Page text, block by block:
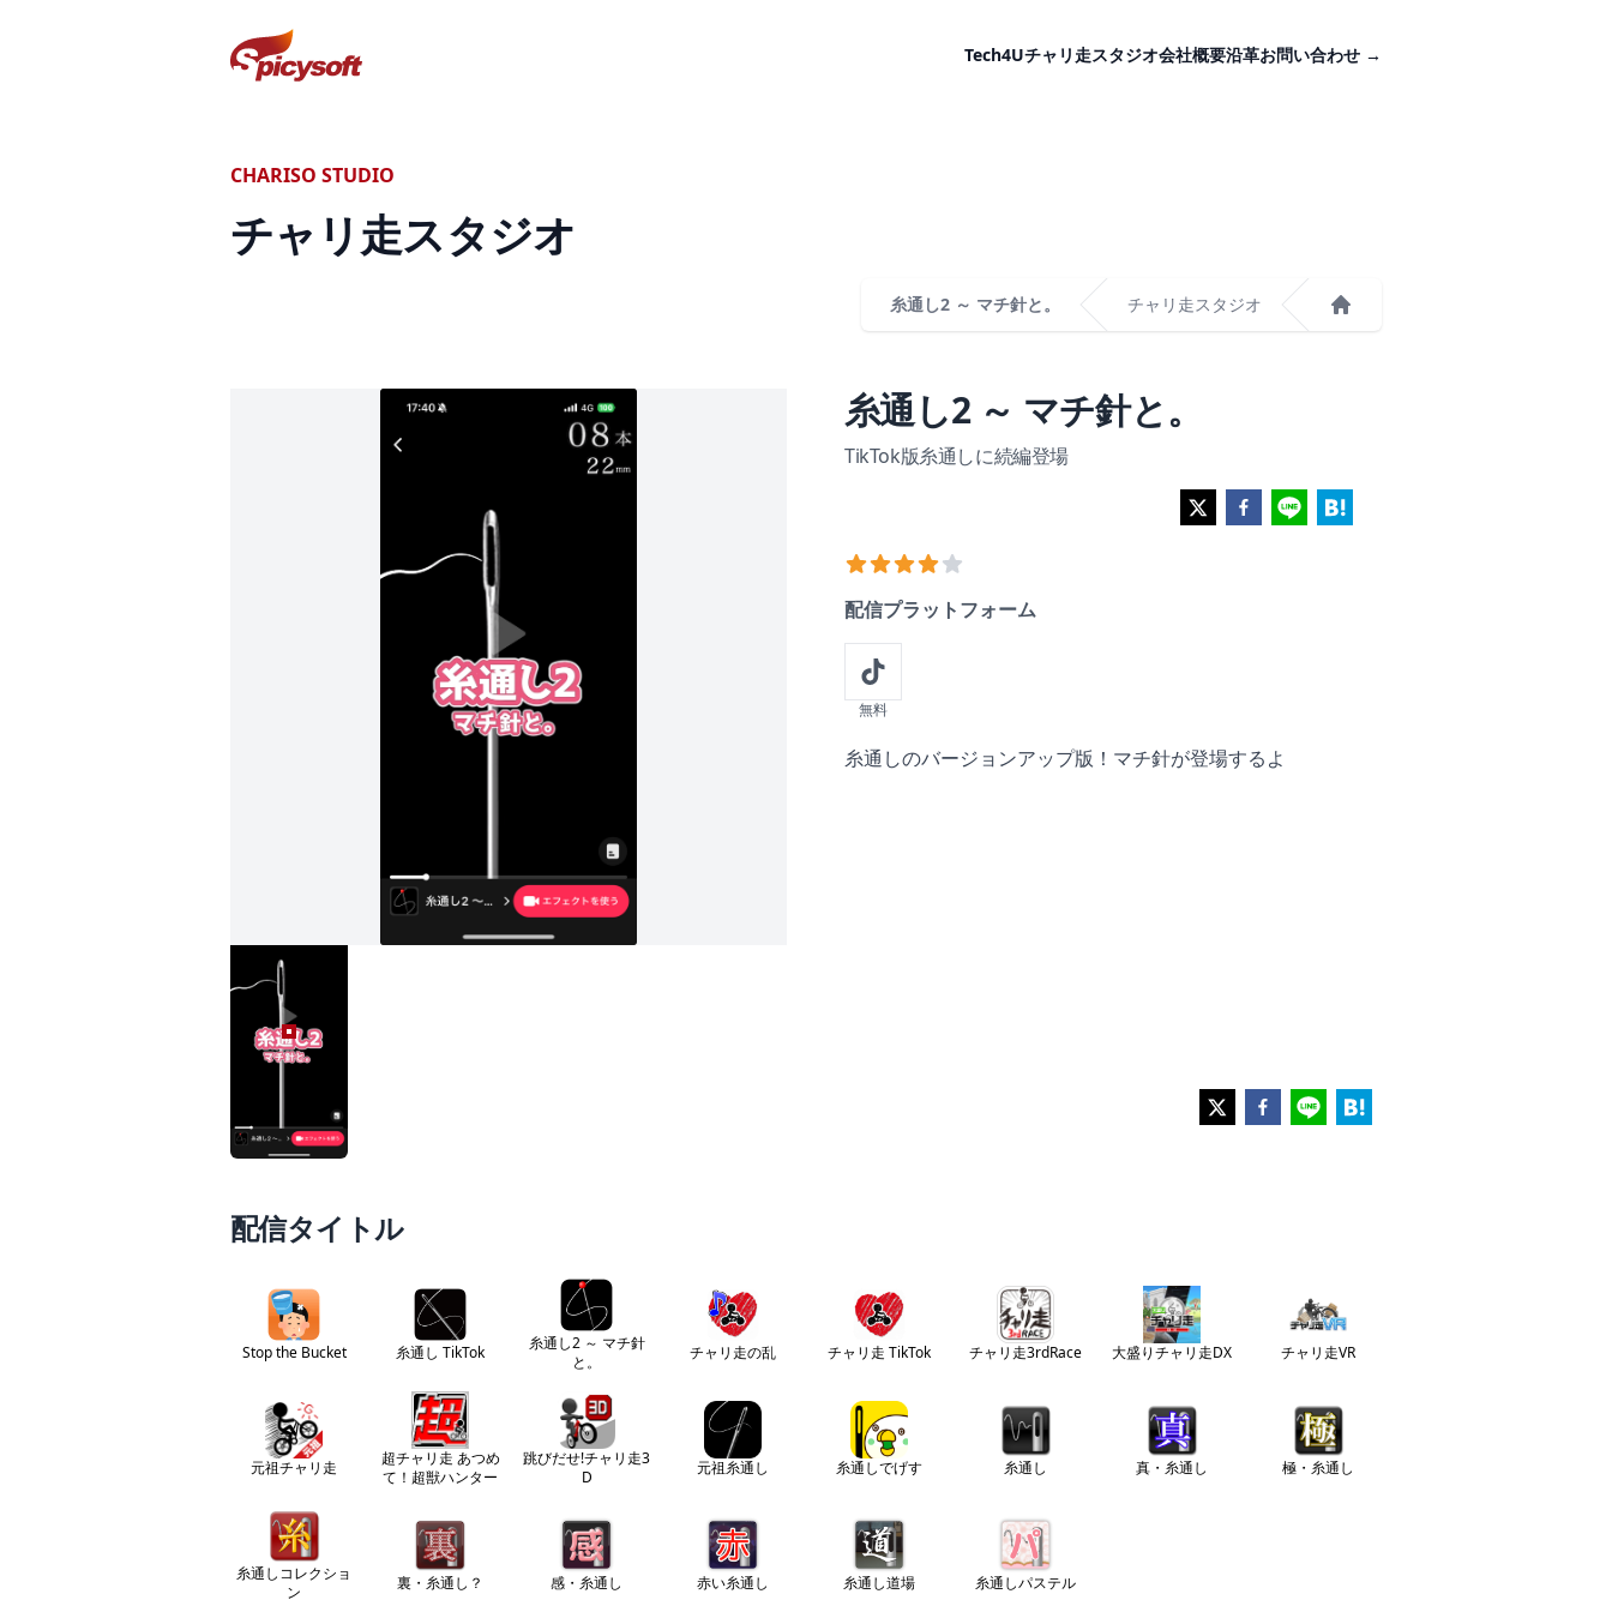
スパイシーソフト株式会社 Tech4Uチャリ走スタジオ会社概要沿革お問い合わせ →
CHARISO STUDIO
チャリ走スタジオ
糸通し2 ～ マチ針と。 チャリ走スタジオ
糸通し2 ～ マチ針と。
TikTok版糸通しに続編登場
おススメ度
3out of 5 stars
配信プラットフォーム
無料
Description
糸通しのバージョンアップ版！マチ針が登場するよ
配信タイトル
Stop the Bucket 糸通し TikTok
糸通し2 ～ マチ針
と。
チャリ走の乱 チャリ走 TikTok チャリ走3rdRace 大盛りチャリ走DX チャリ走VR
元祖チャリ走
超チャリ走 あつめ
て！超獣ハンター
跳びだせ!チャリ走3
D
元祖糸通し 糸通しでげす 糸通し 真・糸通し 極・糸通し
糸通しコレクショ
ン
裏・糸通し？ 感・糸通し 赤い糸通し 糸通し道場 糸通しパステル